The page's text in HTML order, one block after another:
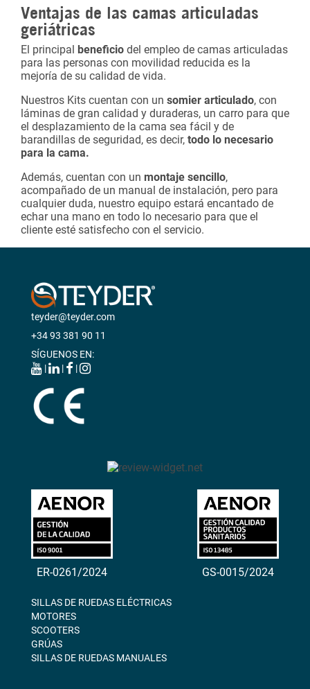
Ventajas de las camas articuladas
geriátricas
El principal beneficio del empleo de camas articuladas
para las personas con movilidad reducida es la
mejoría de su calidad de vida.
Nuestros Kits cuentan con un somier articulado, con
láminas de gran calidad y duraderas, un carro para que
el desplazamiento de la cama sea fácil y de
barandillas de seguridad, es decir, todo lo necesario
para la cama.
Además, cuentan con un montaje sencillo,
acompañado de un manual de instalación, pero para
cualquier duda, nuestro equipo estará encantado de
echar una mano en todo lo necesario para que el
cliente esté satisfecho con el servicio.
teyder@teyder.com
+34 93 381 90 11
SÍGUENOS EN:
|
| |
ER-0261/2024 GS-0015/2024
SILLAS DE RUEDAS ELÉCTRICAS
MOTORES
SCOOTERS
GRÚAS
SILLAS DE RUEDAS MANUALES